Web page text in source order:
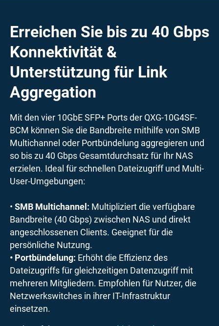
Erreichen Sie bis zu 40 Gbps
Konnektivität &
Unterstützung für Link
Aggregation
Mit den vier 10GbE SFP+ Ports der QXG-10G4SF-
BCM können Sie die Bandbreite mithilfe von SMB
Multichannel oder Portbündelung aggregieren und
so bis zu 40 Gbps Gesamtdurchsatz für Ihr NAS
erzielen. Ideal für schnellen Dateizugriff und Multi-
User-Umgebungen:
• SMB Multichannel: Multipliziert die verfügbare
Bandbreite (40 Gbps) zwischen NAS und direkt
angeschlossenen Clients. Geeignet für die
persönliche Nutzung.
• Portbündelung: Erhöht die Effizienz des
Dateizugriffs für gleichzeitigen Datenzugriff mit
mehreren Mitgliedern. Empfohlen für Nutzer, die
Netzwerkswitches in ihrer IT-Infrastruktur
einsetzen.